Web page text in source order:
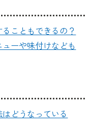
こともできるの？
ーや味付けなども
どうなっている